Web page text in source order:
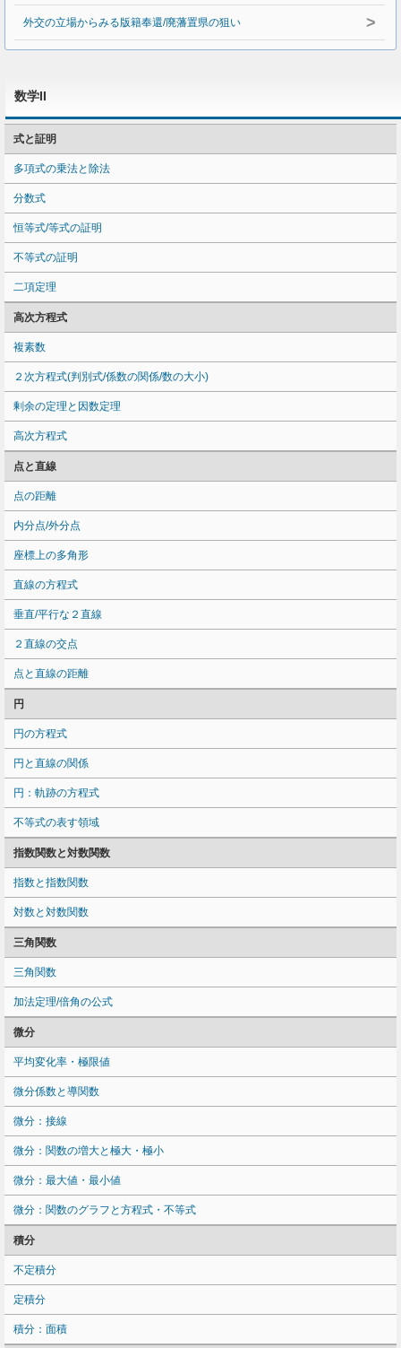
外交の立場からみる版籍奉還/廃藩置県の狙い >
数学II
式と証明
多項式の乗法と除法
分数式
恒等式/等式の証明
不等式の証明
二項定理
高次方程式
複素数
２次方程式(判別式/係数の関係/数の大小)
剰余の定理と因数定理
高次方程式
点と直線
点の距離
内分点/外分点
座標上の多角形
直線の方程式
垂直/平行な２直線
２直線の交点
点と直線の距離
円
円の方程式
円と直線の関係
円：軌跡の方程式
不等式の表す領域
指数関数と対数関数
指数と指数関数
対数と対数関数
三角関数
三角関数
加法定理/倍角の公式
微分
平均変化率・極限値
微分係数と導関数
微分：接線
微分：関数の増大と極大・極小
微分：最大値・最小値
微分：関数のグラフと方程式・不等式
積分
不定積分
定積分
積分：面積